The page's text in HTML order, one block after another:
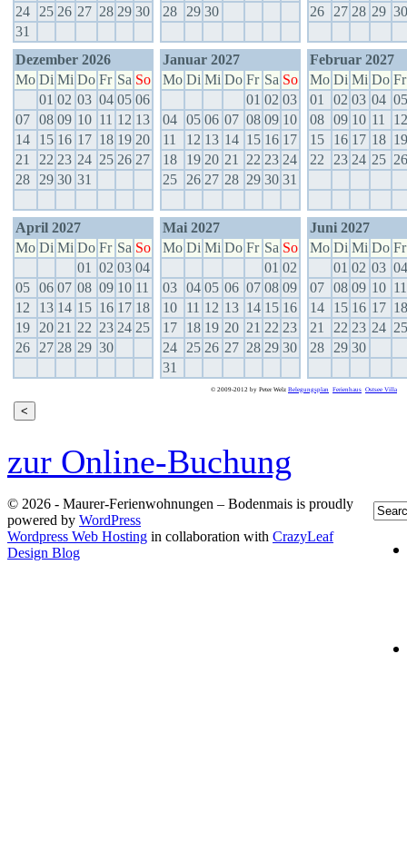
24
25 26 27 28 29 30
31
28
29 30
26
27 28 29 30
Dezember 2026
Mo Di Mi Do Fr Sa So
01 02 03 04 05 06
07 08 09 10 11 12 13
14
15 16 17 18 19 20
21
22 23 24 25 26 27
28
29 30 31
Januar 2027
Mo Di Mi Do Fr Sa So
01 02 03
04 05 06 07 08 09 10
11
12 13 14 15 16 17
18
19 20 21 22 23 24
25
26 27 28 29 30 31
Februar 2027
Mo Di Mi Do Fr
01
02 03 04 05
08 09 10 11
12
15
16 17 18 19
22
23 24 25 26
April 2027
Mo Di Mi Do Fr Sa So
01
02 03 04
05 06 07 08 09 10 11
12
13 14 15 16 17 18
19
20 21 22 23 24 25
26
27 28 29 30
Mai 2027
Mo Di Mi Do Fr Sa So
01 02
03 04 05 06 07 08 09
10
11 12 13 14 15 16
17
18 19 20 21 22 23
24
25 26 27 28 29 30
31
Juni 2027
Mo Di Mi Do Fr
01 02 03 04
07 08 09 10 11
14
15 16 17 18
21
22 23 24 25
28
29 30
© 2009-2012 by Peter Welz Belegungsplan Ferienhaus Ostsee Villa
zur Online-Buchung
© 2026 - Maurer-Ferienwohnungen – Bodenmais is proudly
powered by WordPress
Wordpress Web Hosting in collaboration with CrazyLeaf
Design Blog